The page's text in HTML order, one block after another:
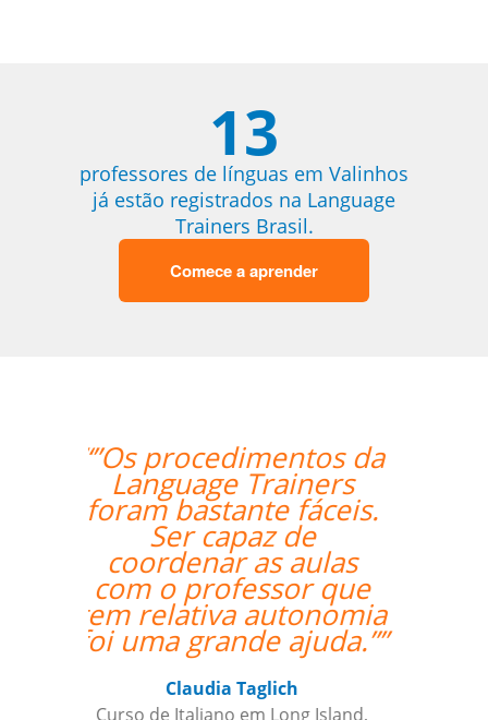
13
professores de línguas em Valinhos
já estão registrados na Language
Trainers Brasil.
Comece a aprender
“”Everything is going
amazing! Thanks so
much for your help!””
Nathan Miller
Curso de em Manaus